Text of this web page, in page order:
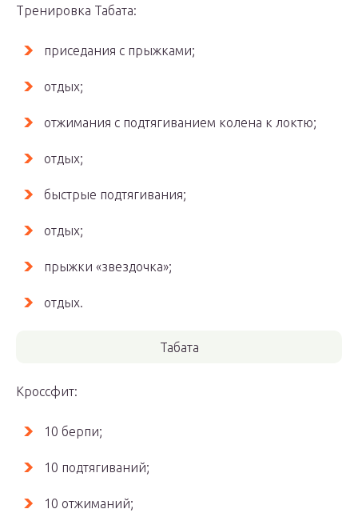
Тренировка Табата:
приседания с прыжками;
отдых;
отжимания с подтягиванием колена к локтю;
отдых;
быстрые подтягивания;
отдых;
прыжки «звездочка»;
отдых.
Табата
Кроссфит:
10 берпи;
10 подтягиваний;
10 отжиманий;